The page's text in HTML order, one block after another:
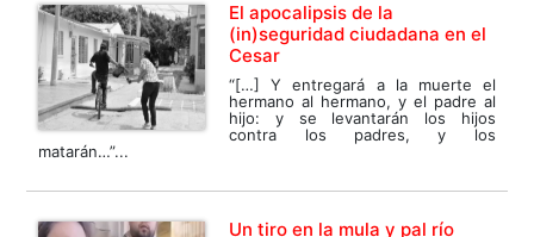
El apocalipsis de la
(in)seguridad ciudadana en el
Cesar
“[…] Y entregará a la muerte el
hermano al hermano, y el padre al
hijo: y se levantarán los hijos
contra los padres, y los
matarán…”...
Un tiro en la mula y pal río